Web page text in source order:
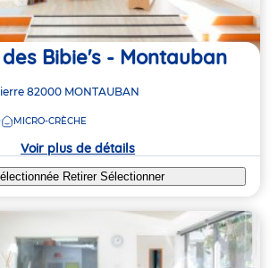
Bibie's - Montauban
82000 MONTAUBAN
MICRO-CRÈCHE
Voir plus de détails
Retirer Sélectionner